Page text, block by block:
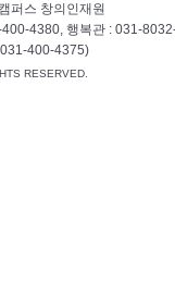
퍼스 창의인재원
4380, 행복관 : 031-
400-4375)
RESERVED.